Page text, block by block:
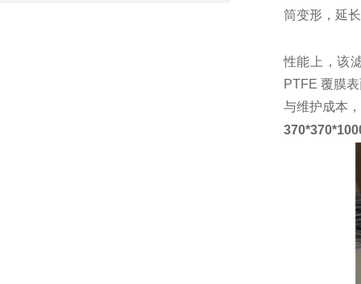
筒变形，延
性能上，该
PTFE 覆膜
与维护成本